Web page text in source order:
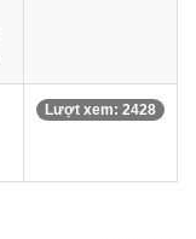
Lượt xem: 2428